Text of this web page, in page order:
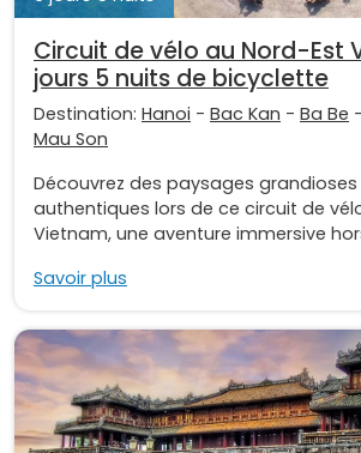
Circuit de vélo au Nord-Est
jours 5 nuits de bicyclette
Destination: Hanoi - Bac Kan - Ba Be -
Mau Son
Découvrez des paysages
authentiques lors de ce circuit de
Vietnam, une aventure immersive
Savoir plus